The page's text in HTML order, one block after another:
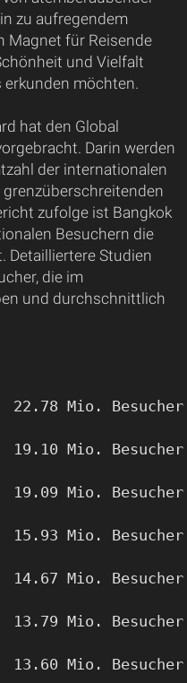
zu aufregendem
Magnet für Reisende
und Vielfalt
erkunden möchten.
hat den Global
Darin werden
der internationalen
zufolge ist Bangkok
Besuchern die
Detailliertere Studien
die im
und durchschnittlich
1 	Bangkok 	22.78 Mio. Besucher
2 	Paris 		19.10 Mio. Besucher
3 	London 		19.09 Mio. Besucher
4 	Dubai 		15.93 Mio. Besucher
5 	Singapore 	14.67 Mio. Besucher
6 	Kuala Lumpur 	13.79 Mio. Besucher
7 	New York 	13.60 Mio. Besucher